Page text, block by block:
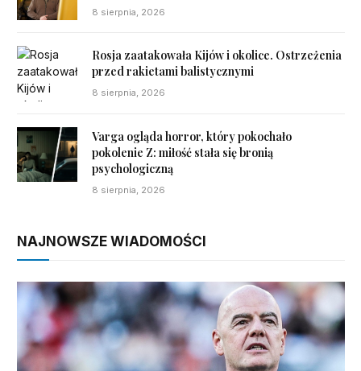
8 sierpnia, 2026
Rosja zaatakowała Kijów i okolice. Ostrzeżenia
przed rakietami balistycznymi
8 sierpnia, 2026
Varga ogląda horror, który pokochało
pokolenie Z: miłość stała się bronią
psychologiczną
8 sierpnia, 2026
NAJNOWSZE WIADOMOŚCI